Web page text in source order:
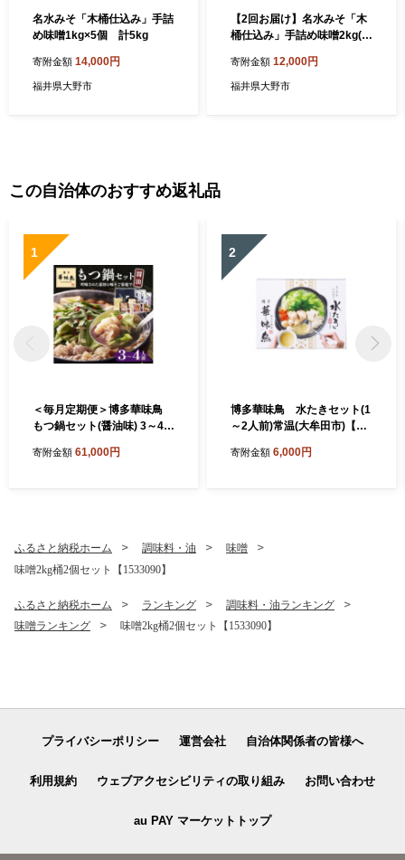
名水みそ「木桶仕込み」手詰
め味噌1kg×5個 計5kg
寄附金額 14,000円
福井県大野市
【2回お届け】名水みそ「木
桶仕込み」手詰め味噌2kg(1
寄附金額 12,000円
福井県大野市
この自治体のおすすめ返礼品
1
＜毎月定期便＞博多華味鳥
もつ鍋セット(醤油味) 3～4人
鳥 もつ鍋 醤油味 3～4人前
寄附金額 61,000円
2
博多華味鳥 水たきセット(1
～2人前)常温(大牟田市)【17
寄附金額 6,000円
ふるさと納税ホーム 調味料・油
味噌
味噌2kg桶2個セット【1533090】
ふるさと納税ホーム ランキング
調味料・油ランキング
味噌ランキング
味噌2kg桶2個セット【1533090】
プライバシーポリシー 運営会社 自治体関係者の皆様へ
利用規約 ウェブアクセシビリティの取り組み お問い合わせ
au PAY マーケットトップ